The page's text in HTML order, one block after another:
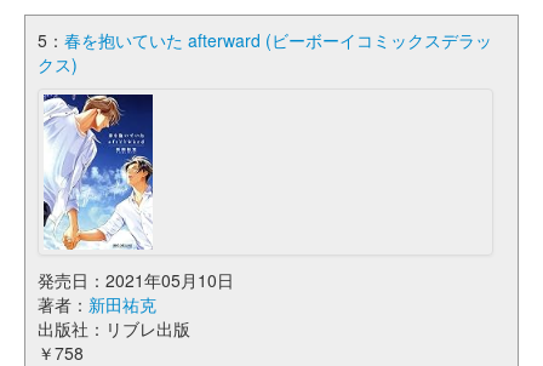
5： 春を抱いていた afterward (ビーボーイコミックスデラッ
クス)
発売日：2021年05月10日
著者： 新田祐克
出版社：リブレ出版
￥758